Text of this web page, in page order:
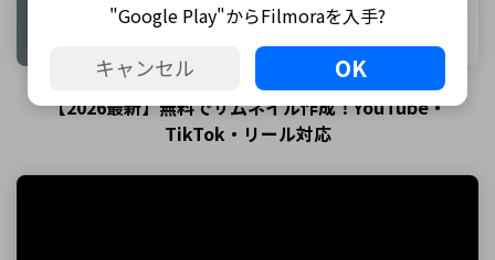
【2026最新】無料でサムネイル作成！YouTube・
TikTok・リール対応
"Google Play"からFilmoraを入手?
キャンセル OK